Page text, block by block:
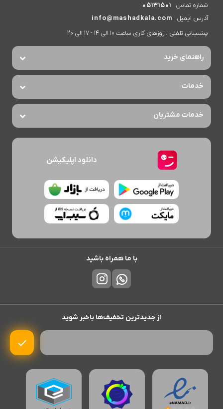
شماره تماس
05131501
آدرس ایمیل
info@mashadkala.com
پشتیبانی تلفنی ، روزهای کاری ساعت 10 الی 14 - 17 الی 20
راهنمای خرید
خدمات
خدمات مشتریان
دانلود اپلیکیشن
با ما همراه باشید
از جدیدترین تخفیف‌ها باخبر شوید